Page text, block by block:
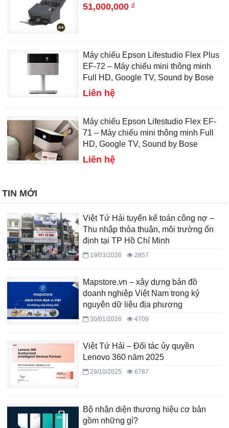
51,000,000 đ
Máy chiếu Epson Lifestudio Flex Plus
EF-72 – Máy chiếu mini thông minh
Full HD, Google TV, Sound by Bose
Liên hệ
Máy chiếu Epson Lifestudio Flex EF-
71 – Máy chiếu mini thông minh Full
HD, Google TV, Sound by Bose
Liên hệ
TIN MỚI
Việt Tứ Hải tuyển kế toán công nợ –
Thu nhập thỏa thuận, môi trường ổn
định tại TP Hồ Chí Minh
19/03/2026 2857
Mapstore.vn – xây dựng bản đồ
doanh nghiệp Việt Nam trong kỷ
nguyên dữ liệu địa phương
30/01/2026 4709
Việt Tứ Hải – Đối tác ủy quyền
Lenovo 360 năm 2025
29/10/2025 6787
Bộ nhận diện thương hiệu cơ bản
gồm những gì?